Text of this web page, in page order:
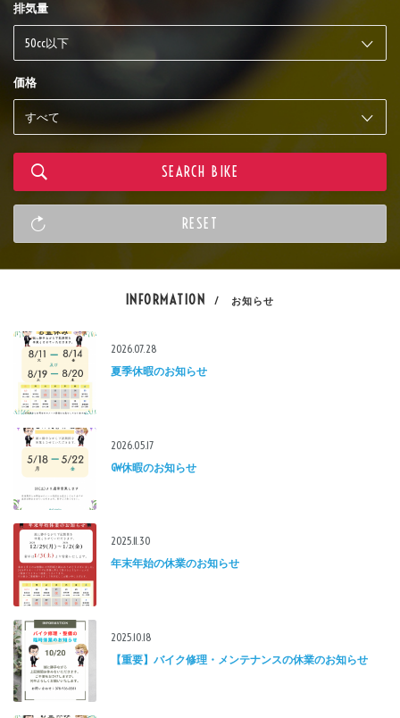
排気量
価格
INFORMATION / お知らせ
2026.07.28
夏季休暇のお知らせ
2026.05.17
GW休暇のお知らせ
2025.11.30
年末年始の休業のお知らせ
2025.10.18
【重要】バイク修理・メンテナンスの休業のお知らせ